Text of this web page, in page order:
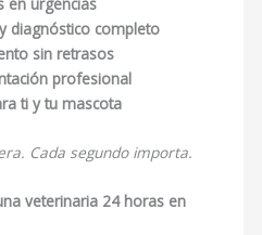
diagnóstico completo
sin retrasos
profesional
ti y tu mascota
Cada segundo importa.
veterinaria 24 horas en